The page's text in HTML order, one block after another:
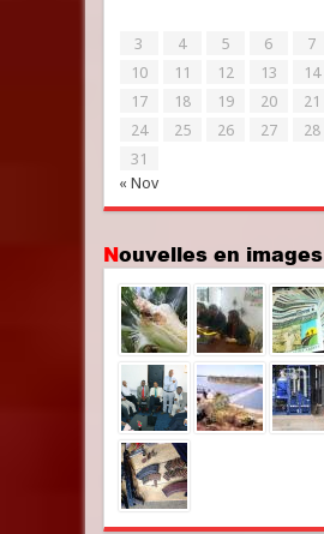
« Nov
3
4 5 6 7
10
11 12 13 14
17
18 19 20 21
24
25 26 27 28
31
Nouvelles en images